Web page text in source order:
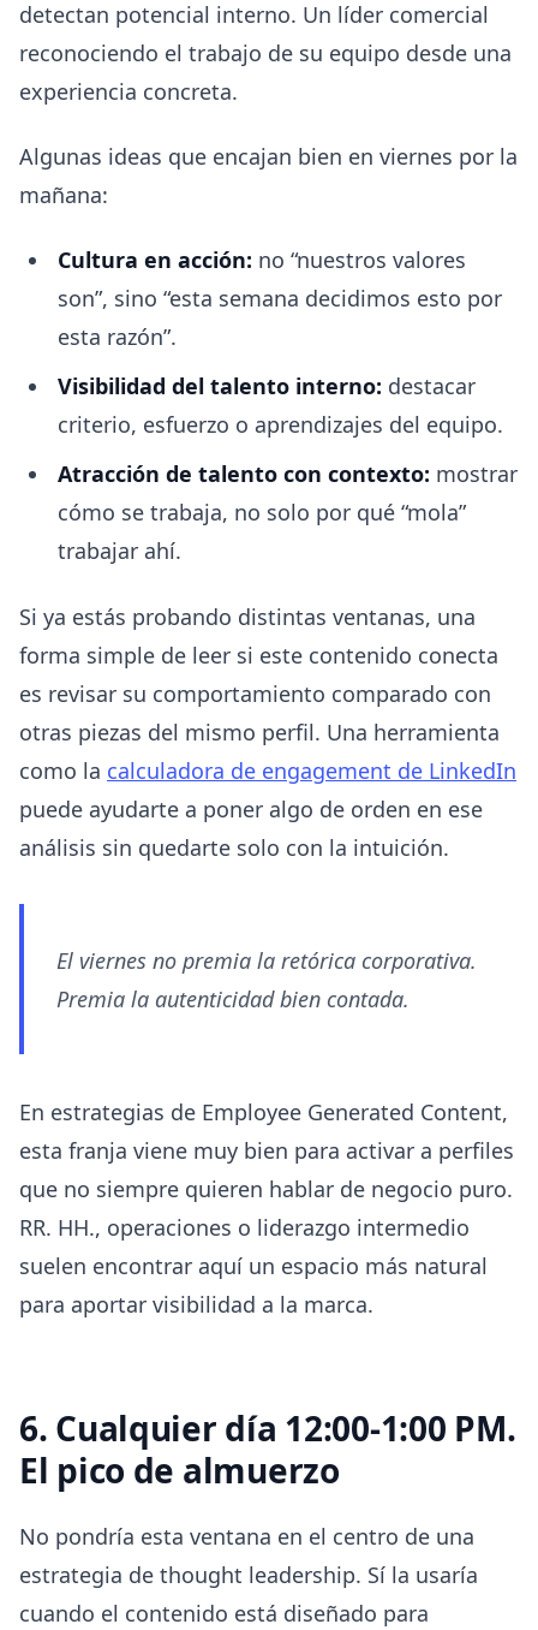
detectan potencial interno. Un líder comercial
reconociendo el trabajo de su equipo desde una
experiencia concreta.
Algunas ideas que encajan bien en viernes por la
mañana:
Cultura en acción: no “nuestros valores
son”, sino “esta semana decidimos esto por
esta razón”.
Visibilidad del talento interno: destacar
criterio, esfuerzo o aprendizajes del equipo.
Atracción de talento con contexto: mostrar
cómo se trabaja, no solo por qué “mola”
trabajar ahí.
Si ya estás probando distintas ventanas, una
forma simple de leer si este contenido conecta
es revisar su comportamiento comparado con
otras piezas del mismo perfil. Una herramienta
como la calculadora de engagement de LinkedIn
puede ayudarte a poner algo de orden en ese
análisis sin quedarte solo con la intuición.
El viernes no premia la retórica corporativa.
Premia la autenticidad bien contada.
En estrategias de Employee Generated Content,
esta franja viene muy bien para activar a perfiles
que no siempre quieren hablar de negocio puro.
RR. HH., operaciones o liderazgo intermedio
suelen encontrar aquí un espacio más natural
para aportar visibilidad a la marca.
6. Cualquier día 12:00-1:00 PM.
El pico de almuerzo
No pondría esta ventana en el centro de una
estrategia de thought leadership. Sí la usaría
cuando el contenido está diseñado para